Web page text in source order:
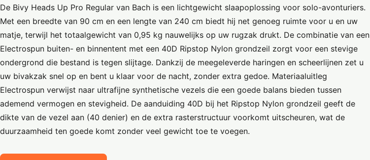
De Bivy Heads Up Pro Regular van Bach is een lichtgewicht slaapoplossing voor solo-avonturiers.
Met een breedte van 90 cm en een lengte van 240 cm biedt hij net genoeg ruimte voor u en uw
matje, terwijl het totaalgewicht van 0,95 kg nauwelijks op uw rugzak drukt. De combinatie van een
Electrospun buiten- en binnentent met een 40D Ripstop Nylon grondzeil zorgt voor een stevige
ondergrond die bestand is tegen slijtage. Dankzij de meegeleverde haringen en scheerlijnen zet u
uw bivakzak snel op en bent u klaar voor de nacht, zonder extra gedoe. Materiaaluitleg
Electrospun verwijst naar ultrafijne synthetische vezels die een goede balans bieden tussen
ademend vermogen en stevigheid. De aanduiding 40D bij het Ripstop Nylon grondzeil geeft de
dikte van de vezel aan (40 denier) en de extra rasterstructuur voorkomt uitscheuren, wat de
duurzaamheid ten goede komt zonder veel gewicht toe te voegen.